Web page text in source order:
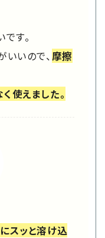
す。
いので、 摩擦
使えました。
スッと溶け込